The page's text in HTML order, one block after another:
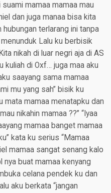
mamaa mamaa mau
dan juga manaa bisa kita
terlarang ini tanpa
Lalu ku berbisik
nikah di luar negri aja di AS
kuliah di Oxf… juga maa aku
saayang sama mamaa
mu yang sah” bisik ku
mata mamaa menatapku dan
nikahin mamaa ??” “Iyaa
mamaa banget mamaa
kata ku serius “Mamaa
mamaa sangat senang kalo
nya buat mamaa kenyang
celana pendek ku dan
aku berkata “jangan